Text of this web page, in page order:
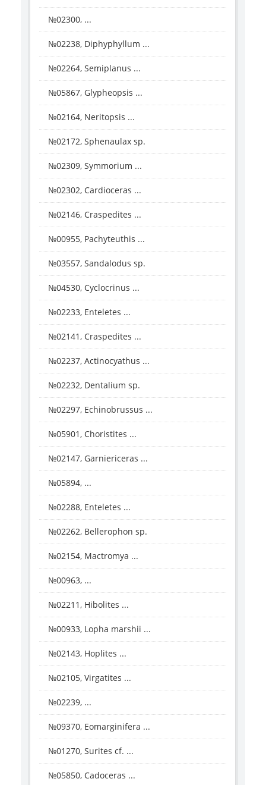
№02300, ...
№02238, Diphyphyllum ...
№02264, Semiplanus ...
№05867, Glypheopsis ...
№02164, Neritopsis ...
№02172, Sphenaulax sp.
№02309, Symmorium ...
№02302, Cardioceras ...
№02146, Craspedites ...
№00955, Pachyteuthis ...
№03557, Sandalodus sp.
№04530, Cyclocrinus ...
№02233, Enteletes ...
№02141, Craspedites ...
№02237, Actinocyathus ...
№02232, Dentalium sp.
№02297, Echinobrussus ...
№05901, Choristites ...
№02147, Garniericeras ...
№05894, ...
№02288, Enteletes ...
№02262, Bellerophon sp.
№02154, Mactromya ...
№00963, ...
№02211, Hibolites ...
№00933, Lopha marshii ...
№02143, Hoplites ...
№02105, Virgatites ...
№02239, ...
№09370, Eomarginifera ...
№01270, Surites cf. ...
№05850, Cadoceras ...